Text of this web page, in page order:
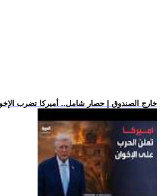
.. خارج الصندوق | حصار شامل.. أميركا تضرب